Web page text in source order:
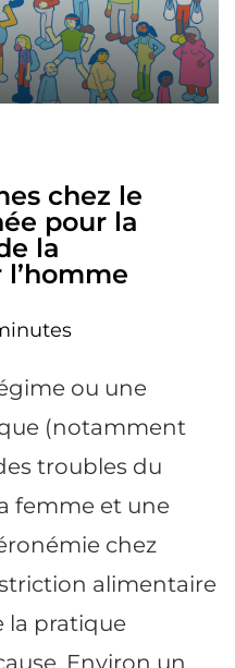
chez le
pour la
la
ou une
(notamment
troubles du
femme et une
chez
alimentaire
la pratique
Environ un